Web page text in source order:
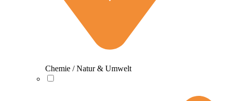
Chemie / Natur & Umwelt